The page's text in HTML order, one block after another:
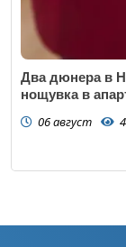
Два дюнера в
нощувка в
06 август